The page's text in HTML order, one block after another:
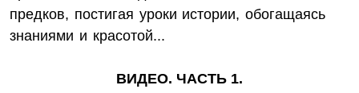
предков, постигая уроки истории, обогащаясь
знаниями и красотой...
ВИДЕО. ЧАСТЬ 1.